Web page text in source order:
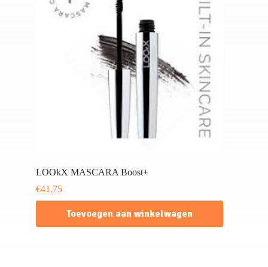
LOOkX MASCARA Boost+
€41,75
Toevoegen aan winkelwagen